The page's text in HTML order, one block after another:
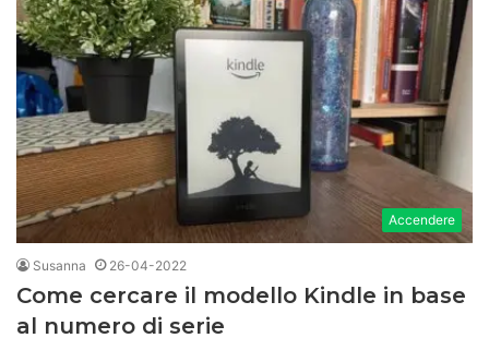
Accendere
Susanna 26-04-2022
Come cercare il modello Kindle in base
al numero di serie